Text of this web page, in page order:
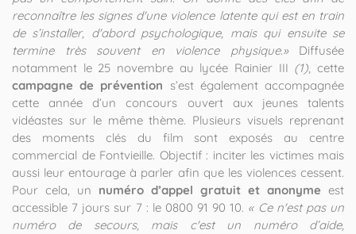
reconnaître les signes d'une violence latente qui est en train
de s’installer, d'abord psychologique, mais qui ensuite se
termine très souvent en violence physique.»Diffusée
notamment le 25 novembre au lycée Rainier III (1), cette
campagne de prévention s’est également accompagnée
cette année d’un concours ouvert aux jeunes talents
vidéastes sur le même thème. Plusieurs visuels reprenant
des moments clés du film sont exposés au centre
commercial de Fontvieille. Objectif : inciter les victimes mais
aussi leur entourage à parler afin que les violences cessent.
Pour cela, un numéro d’appel gratuit et anonyme est
accessible 7 jours sur 7 : le 0800 91 90 10. « Ce n'est pas un
numéro de secours, mais c'est un numéro d’aide,